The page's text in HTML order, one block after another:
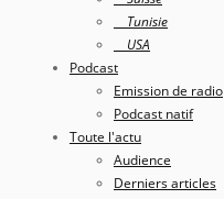
Tunisie
USA
Podcast
Emission de radio
Podcast natif
Toute l'actu
Audience
Derniers articles